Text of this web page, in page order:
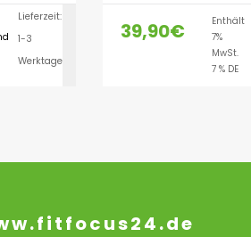
Lieferzeit:
1-3
Werktage
39,90€
Enthält
7%
MwSt.
7 % DE